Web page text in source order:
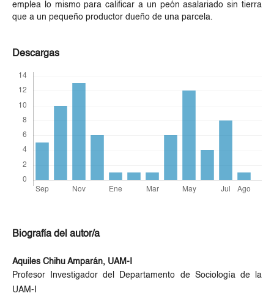
emplea lo mismo para calificar a un peón asalariado sin tierra
que a un pequeño productor dueño de una parcela.
Descargas
Biografía del autor/a
Aquiles Chihu Amparán, UAM-I
Profesor Investigador del Departamento de Sociología de la
UAM-I